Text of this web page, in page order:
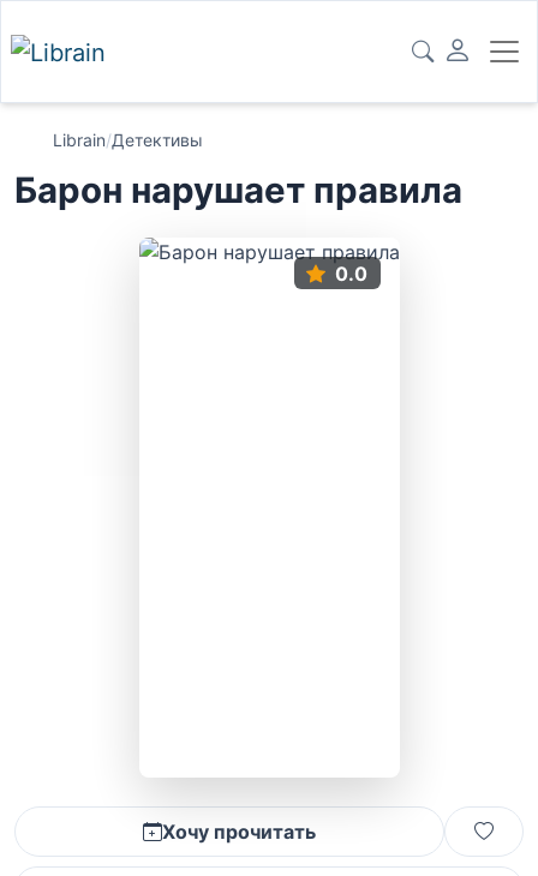
Librain/Детективы
Барон нарушает правила
0.0
Хочу прочитать